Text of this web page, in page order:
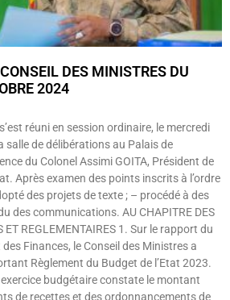
DES MINISTRES DU
2024
réuni en session ordinaire, le mercredi
salle de délibérations au Palais de
du Colonel Assimi GOITA, Président de
Après examen des points inscrits à l’ordre
des projets de texte ; – procédé à des
des communications. AU CHAPITRE DES
ET REGLEMENTAIRES 1. Sur le rapport du
Finances, le Conseil des Ministres a
Règlement du Budget de l’Etat 2023.
exercice budgétaire constate le montant
de recettes et des ordonnancements de